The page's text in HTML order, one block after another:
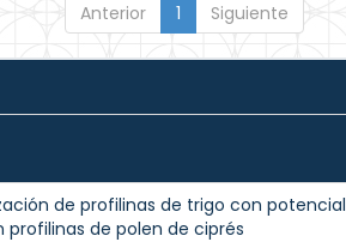
Anterior 1 Siguiente
de profilinas de trigo con potencial
de polen de ciprés